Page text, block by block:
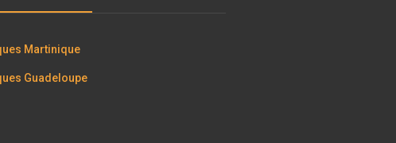
Martinique
Guadeloupe